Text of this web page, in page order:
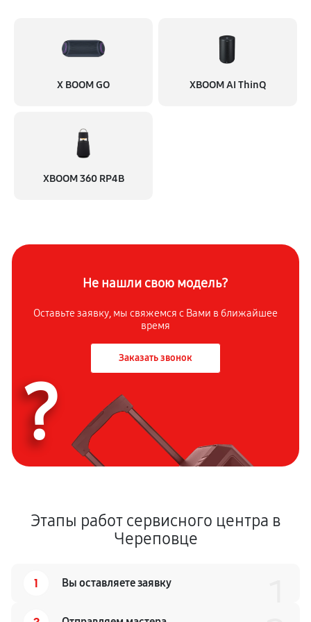
X BOOM GO XBOOM AI ThinQ
XBOOM 360 RP4B
Не нашли свою модель?
Оставьте заявку, мы свяжемся с Вами в ближайшее
время
Заказать звонок
?
Этапы работ сервисного центра в
Череповце
1 Вы оставляете заявку